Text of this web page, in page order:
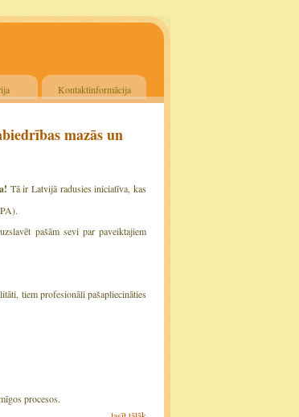
Kontaktinformācija
mazās un
Tā ir Latvijā radusies iniciatīva, kas
pašām sevi par paveiktajiem
tiem profesionāli pašapliecināties
procesos.